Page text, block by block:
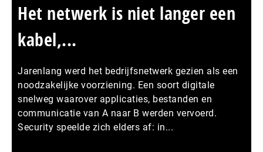
Het netwerk is niet langer een
kabel,...
Jarenlang werd het bedrijfsnetwerk gezien als een
noodzakelijke voorziening. Een soort digitale
snelweg waarover applicaties, bestanden en
communicatie van A naar B werden vervoerd.
Security speelde zich elders af: in...